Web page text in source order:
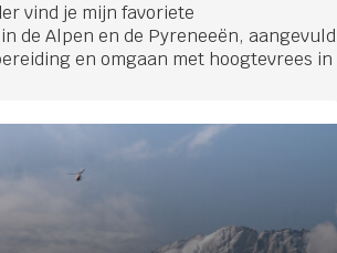
vind je mijn favoriete
de Alpen en de Pyreneeën, aangevuld
en omgaan met hoogtevrees in